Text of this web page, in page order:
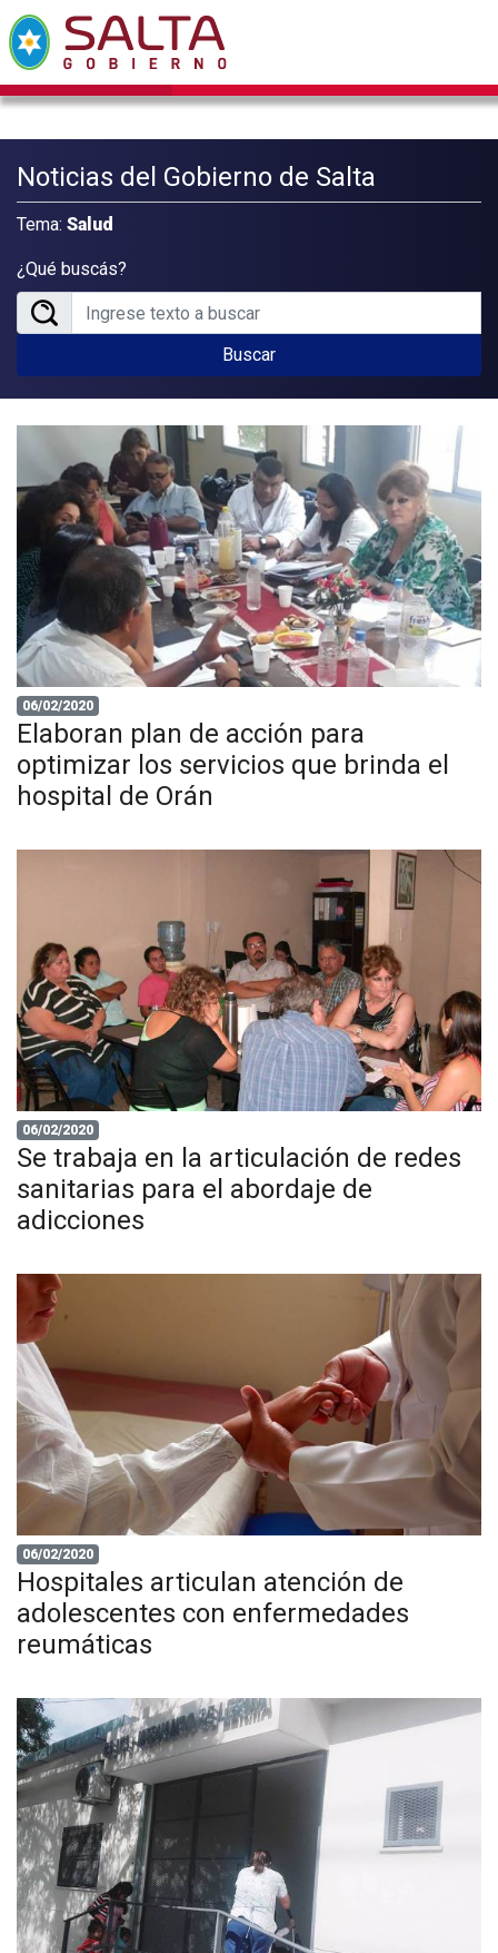
Noticias del Gobierno de Salta
Tema: Salud
¿Qué buscás?
Buscar
06/02/2020
Elaboran plan de acción para
optimizar los servicios que brinda el
hospital de Orán
06/02/2020
Se trabaja en la articulación de redes
sanitarias para el abordaje de
adicciones
06/02/2020
Hospitales articulan atención de
adolescentes con enfermedades
reumáticas